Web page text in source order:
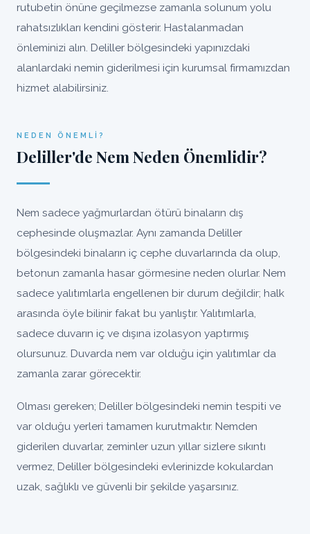
rutubetin önüne geçilmezse zamanla solunum yolu
rahatsızlıkları kendini gösterir. Hastalanmadan
önleminizi alın. Deliller bölgesindeki yapınızdaki
alanlardaki nemin giderilmesi için kurumsal firmamızdan
hizmet alabilirsiniz.
NEDEN ÖNEMLI?
Deliller'de Nem Neden Önemlidir?
Nem sadece yağmurlardan ötürü binaların dış
cephesinde oluşmazlar. Aynı zamanda Deliller
bölgesindeki binaların iç cephe duvarlarında da olup,
betonun zamanla hasar görmesine neden olurlar. Nem
sadece yalıtımlarla engellenen bir durum değildir; halk
arasında öyle bilinir fakat bu yanlıştır. Yalıtımlarla,
sadece duvarın iç ve dışına izolasyon yaptırmış
olursunuz. Duvarda nem var olduğu için yalıtımlar da
zamanla zarar görecektir.
Olması gereken; Deliller bölgesindeki nemin tespiti ve
var olduğu yerleri tamamen kurutmaktır. Nemden
giderilen duvarlar, zeminler uzun yıllar sizlere sıkıntı
vermez, Deliller bölgesindeki evlerinizde kokulardan
uzak, sağlıklı ve güvenli bir şekilde yaşarsınız.